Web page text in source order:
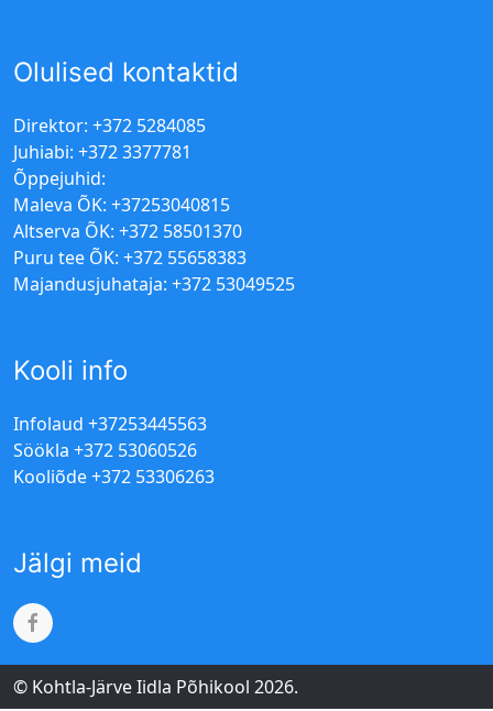
Olulised kontaktid
Direktor: +372 5284085
Juhiabi: +372 3377781
Õppejuhid:
Maleva ÕK: +37253040815
Altserva ÕK: +372 58501370
Puru tee ÕK: +372 55658383
Majandusjuhataja: +372 53049525
Kooli info
Infolaud +37253445563
Söökla +372 53060526
Kooliõde +372 53306263
Jälgi meid
© Kohtla-Järve Iidla Põhikool 2026.